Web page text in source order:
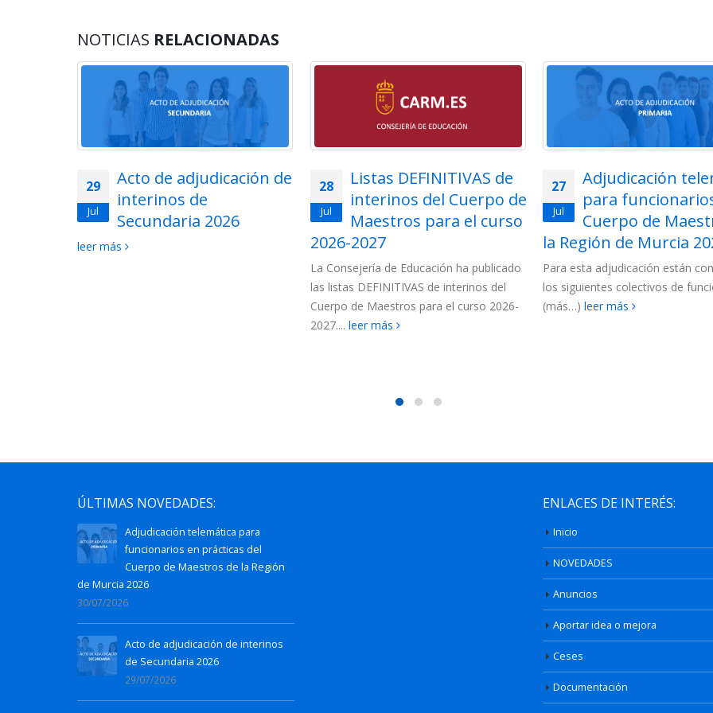
NOTICIAS RELACIONADAS
29
Jul
Acto de adjudicación de
interinos de
Secundaria 2026
leer más
28
Jul
Listas DEFINITIVAS de
interinos del Cuerpo de
Maestros para el curso
2026-2027
La Consejería de Educación ha publicado
las listas DEFINITIVAS de interinos del
Cuerpo de Maestros para el curso 2026-
2027.... leer más
27
Jul
Adjudicación
para
Cuerpo de
la Región de Murcia
Para esta adjudicación están
los siguientes colectivos de
(más…) leer más
ÚLTIMAS NOVEDADES:
Adjudicación telemática para
funcionarios en prácticas del
Cuerpo de Maestros de la Región
de Murcia 2026
30/07/2026
Acto de adjudicación de interinos
de Secundaria 2026
29/07/2026
ENLACES DE INTERÉS:
Inicio
NOVEDADES
Anuncios
Aportar idea o mejora
Ceses
Documentación